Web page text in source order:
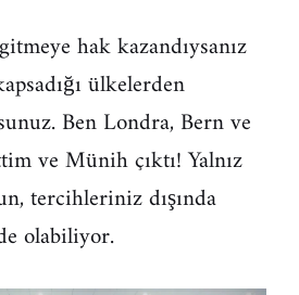
hak kazandıysanız
ülkelerden
Ben Londra, Bern ve
ve Münih çıktı! Yalnız
tercihleriniz dışında
olabiliyor.